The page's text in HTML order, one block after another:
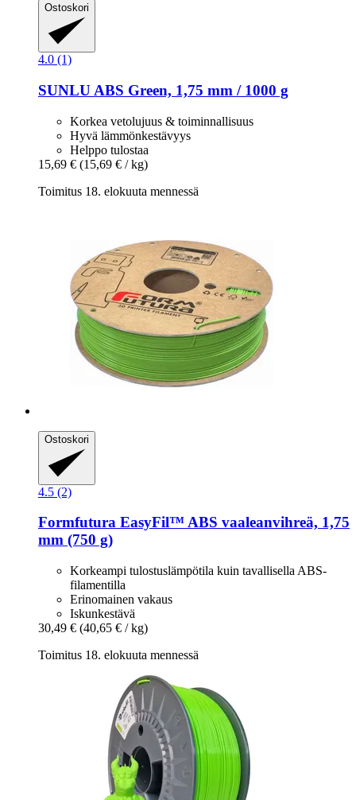
Ostoskori
4.0 (1)
SUNLU ABS Green, 1,75 mm / 1000 g
Korkea vetolujuus & toiminnallisuus
Hyvä lämmönkestävyys
Helppo tulostaa
15,69 € (15,69 € / kg)
Toimitus 18. elokuuta mennessä
Ostoskori
4.5 (2)
Formfutura EasyFil™ ABS vaaleanvihreä, 1,75
mm (750 g)
Korkeampi tulostuslämpötila kuin tavallisella ABS-
filamentilla
Erinomainen vakaus
Iskunkestävä
30,49 € (40,65 € / kg)
Toimitus 18. elokuuta mennessä